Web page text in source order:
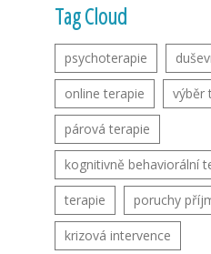
Tag Cloud
psychoterapie
online terapie výběr
párová terapie
kognitivně behaviorální
terapie poruchy
krizová intervence